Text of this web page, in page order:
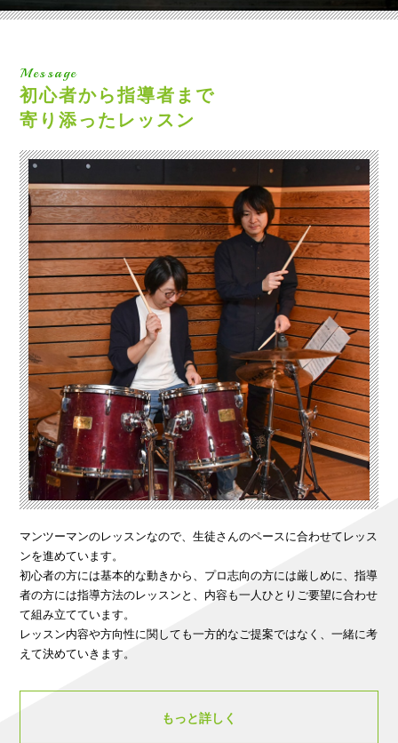
Message
初心者から指導者まで
寄り添ったレッスン
マンツーマンのレッスンなので、生徒さんのペースに合わせてレッス
ンを進めています。
初心者の方には基本的な動きから、プロ志向の方には厳しめに、指導
者の方には指導方法のレッスンと、内容も一人ひとりご要望に合わせ
て組み立てています。
レッスン内容や方向性に関しても一方的なご提案ではなく、一緒に考
えて決めていきます。
もっと詳しく